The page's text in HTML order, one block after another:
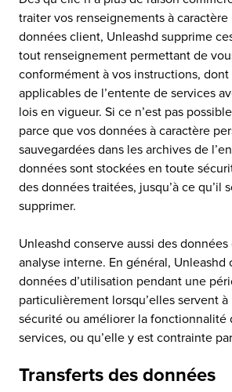
traiter vos renseignements à
données client, Unleashd supprime
tout renseignement permettant de
conformément à vos instructions,
applicables de l’entente de services
lois en vigueur. Si ce n’est pas
parce que vos données à caractère
sauvegardées dans les archives de
données sont stockées en toute
des données traitées, jusqu’à ce qu’il
supprimer.
Unleashd conserve aussi des
analyse interne. En général, Unleashd
données d’utilisation pendant une
particulièrement lorsqu’elles servent
sécurité ou améliorer la fonctionnalité
services, ou qu’elle y est contrainte
Transferts des données